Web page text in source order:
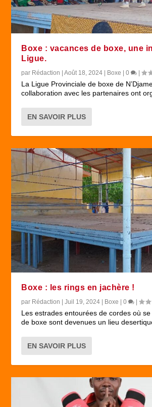
Boxe : vacances de boxe, une
Ligue.
par Rédaction |Août 18, 2024 | Boxe |0 |
La Ligue Provinciale de boxe de
collaboration avec les partenaires ont
EN SAVOIR PLUS
Boxe : les rings en jachère !
par Rédaction |Juil 19, 2024 Boxe |0 |
Les estrades entourées de cordes où
de boxe sont devenues un lieu
EN SAVOIR PLUS